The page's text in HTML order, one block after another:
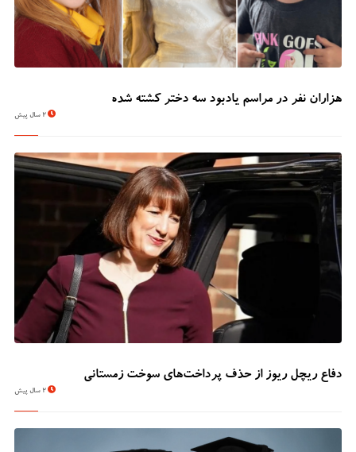
هزاران نفر در مراسم یادبود سه دختر کشته شده
2 سال پیش
دفاع ریچل ریوز از حذف پرداخت‌های سوخت زمستانی
2 سال پیش